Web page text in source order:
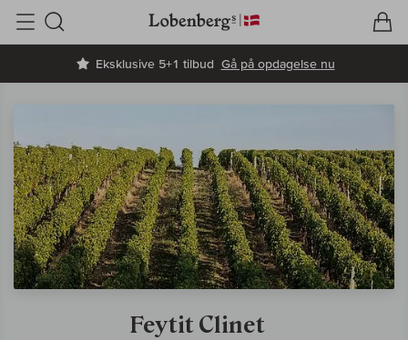
Eksklusive 5+1 tilbud Gå på opdagelse nu
Søg
Feytit Clinet